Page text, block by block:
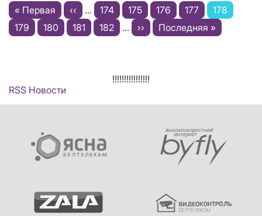
Нумерация
страниц
Первая
страница
« Первая ←
‹‹ … Page
174 Page
175 Page
176 Page
177
Текущая
страница
178
Page
179 Page
180 Page
181 Page
182 …
Следующая
››
Последняя
Последняя »
!!!!!!!!!!!!!!!!
RSS Новости